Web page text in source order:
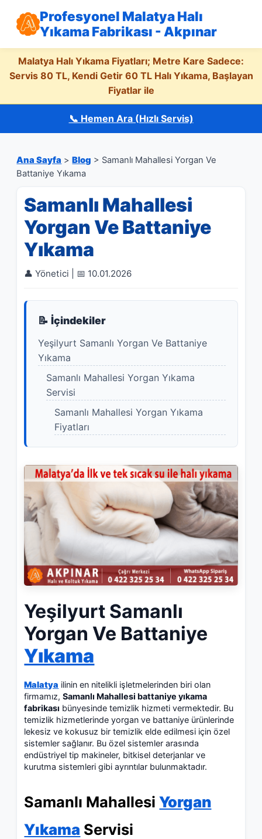
Profesyonel Malatya Halı
Yıkama Fabrikası - Akpınar
Malatya Halı Yıkama Fiyatları; Metre Kare Sadece:
Servis 80 TL, Kendi Getir 60 TL Halı Yıkama, Başlayan
Fiyatlar ile
📞 Hemen Ara (Hızlı Servis)
Ana Sayfa >Blog > Samanlı Mahallesi Yorgan Ve
Battaniye Yıkama
Samanlı Mahallesi
Yorgan Ve Battaniye
Yıkama
👤 Yönetici | 📅 10.01.2026
📝 İçindekiler
Yeşilyurt Samanlı Yorgan Ve Battaniye
Yıkama
Samanlı Mahallesi Yorgan Yıkama
Servisi
Samanlı Mahallesi Yorgan Yıkama
Fiyatları
Yeşilyurt Samanlı
Yorgan Ve Battaniye
Yıkama
Malatya ilinin en nitelikli işletmelerinden biri olan
firmamız,Samanlı Mahallesi battaniye yıkama
fabrikası bünyesinde temizlik hizmeti vermektedir. Bu
temizlik hizmetlerinde yorgan ve battaniye ürünlerinde
lekesiz ve kokusuz bir temizlik elde edilmesi için özel
sistemler sağlanır. Bu özel sistemler arasında
endüstriyel tip makineler, bitkisel deterjanlar ve
kurutma sistemleri gibi ayrıntılar bulunmaktadır.
Samanlı MahallesiYorgan
Yıkama Servisi